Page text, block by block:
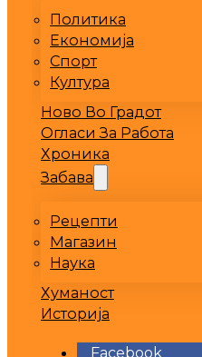
Политика
Економија
Спорт
Култура
Ново Во Градот
Огласи За Работа
Хроника
Забава
Рецепти
Магазин
Наука
Хуманост
Историја
Facebook